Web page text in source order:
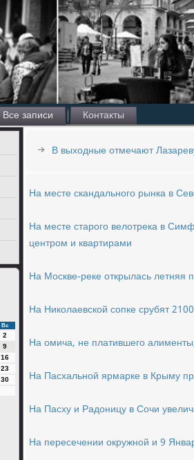
Все записи
Контакты
Вс
2
9
16
23
30
В выходные отмечают
На месте скандального рынка в
На месте старого велотрека в
центром и квартирами
На Москве-реке открылась летняя
На Николаевской сопке срубят
На омича, не платившего
На Пасхальной ярмарке в Крыму
На Пасху и Радоницу в Сочи
На пересечении окружной и 9